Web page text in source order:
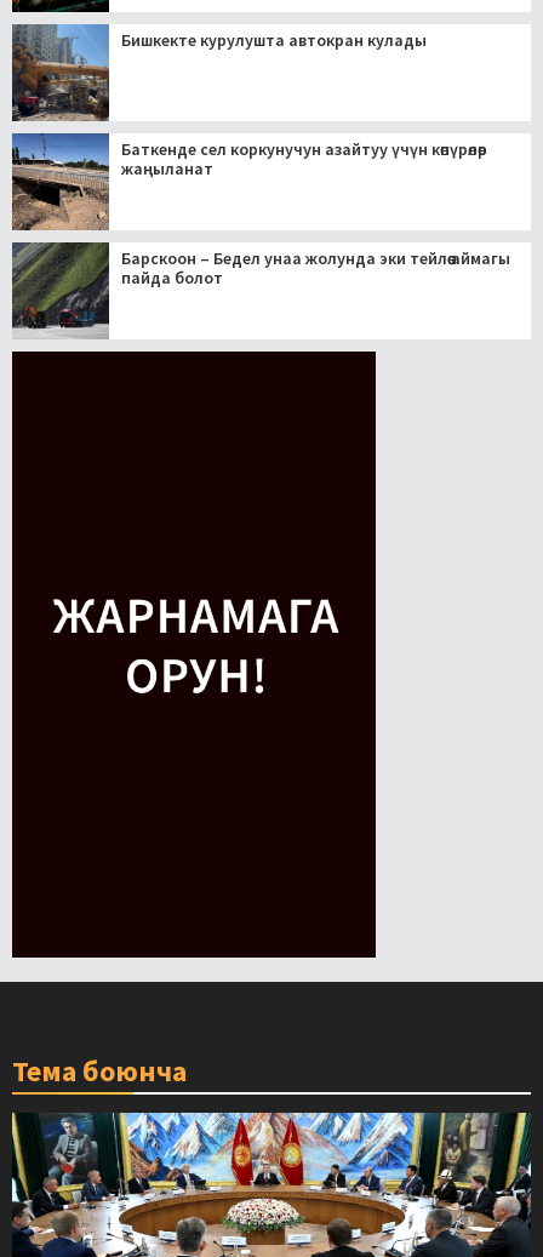
Бишкекте курулушта автокран кулады
Баткенде сел коркунучун азайтуу үчүн көпүрөлөр
жаңыланат
Барскоон – Бедел унаа жолунда эки тейлөө аймагы
пайда болот
Тема боюнча